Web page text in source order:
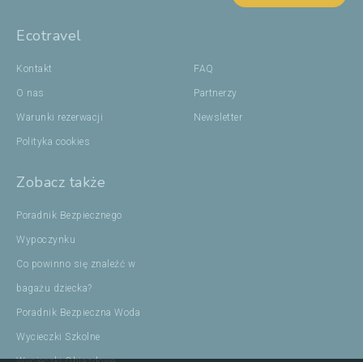
Ecotravel
Kontakt
O nas
Warunki rezerwacji
Polityka cookies
FAQ
Partnerzy
Newsletter
Zobacz także
Poradnik Bezpiecznego
Wypoczynku
Co powinno się znaleźć w
bagażu dziecka?
Poradnik Bezpieczna Woda
Wycieczki Szkolne